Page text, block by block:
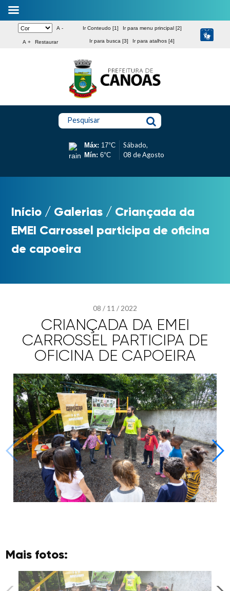
A -
A + Restaurar
Ir Conteudo [1] Ir para menu principal [2]
Ir para busca [3] Ir para atalhos [4]
Pesquisar
Máx: 17°C
Mín: 6°C
Sábado,
08 de Agosto
Início / Galerias / Criançada da
EMEI Carrossel participa de oficina
de capoeira
08 / 11 /2022
CRIANÇADA DA EMEI
CARROSSEL PARTICIPA DE
OFICINA DE CAPOEIRA
Mais fotos: